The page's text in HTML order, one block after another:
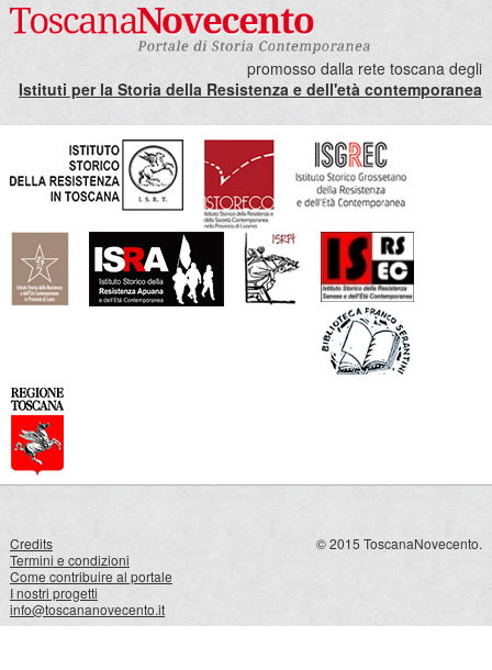
promosso dalla rete toscana degli
Istituti per la Storia della Resistenza e dell'età contemporanea
Credits
Termini e condizioni
Come contribuire al portale
I nostri progetti
info@toscananovecento.it
© 2015 ToscanaNovecento.